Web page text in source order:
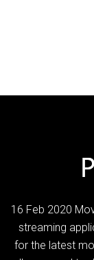
16 Feb 2020
streaming
for the latest